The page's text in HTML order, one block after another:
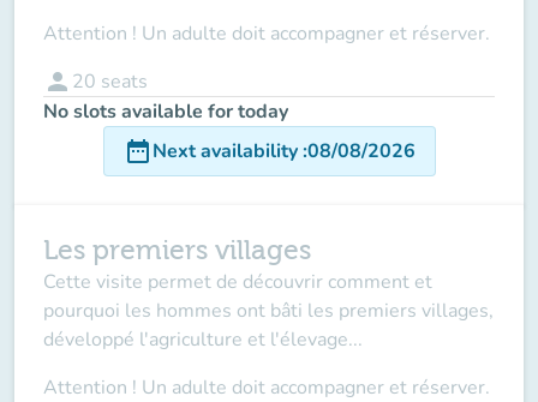
Attention ! Un adulte doit accompagner et réserver.
person 20 seats
No slots available for today
date_rangeNext availability:08/08/2026
Les premiers villages
Cette visite permet de découvrir comment et
pourquoi les hommes ont bâti les premiers villages,
développé l'agriculture et l'élevage...
Attention ! Un adulte doit accompagner et réserver.